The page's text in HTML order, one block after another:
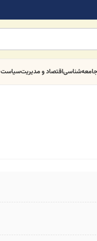
اقتصاد و مدیریتسیاست